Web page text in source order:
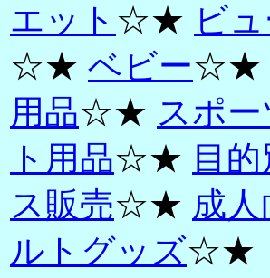
エット ☆★ ビ
☆★ ベビー☆★
用品☆★ スポー
ト用品☆★ 目的
ス販売☆★ 成
ルトグッズ☆★